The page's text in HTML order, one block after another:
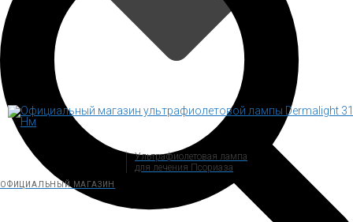
ОФИЦИАЛЬНЫЙ МАГАЗИН
Ультрафиолетовая лампа
для лечения Псориаза